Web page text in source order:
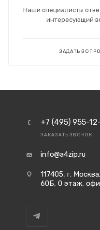
Наши специалисты
интересующий
ЗАДАТЬ
+7 (495) 955-
ЗАКАЗАТЬ ЗВОНОК
info@a4zip.ru
117405, г.
60Б, 0 этаж,